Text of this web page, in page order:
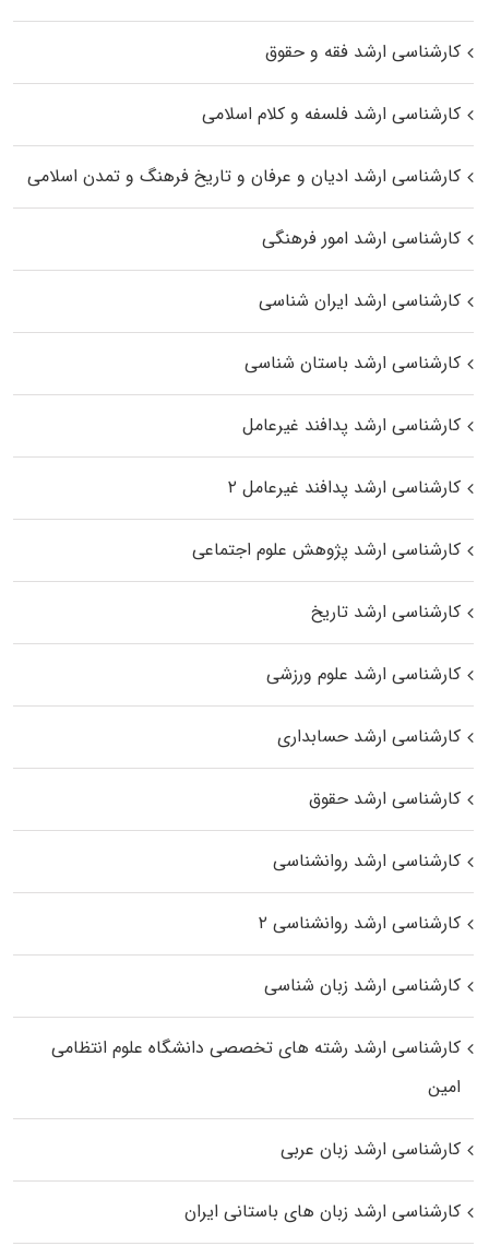
کارشناسی ارشد فقه و حقوق
کارشناسی ارشد فلسفه و کلام اسلامی
کارشناسی ارشد ادیان و عرفان و تاریخ فرهنگ و تمدن اسلامی
کارشناسی ارشد امور فرهنگی
کارشناسی ارشد ایران شناسی
کارشناسی ارشد باستان شناسی
کارشناسی ارشد پدافند غیرعامل
کارشناسی ارشد پدافند غیرعامل ۲
کارشناسی ارشد پژوهش علوم اجتماعی
کارشناسی ارشد تاریخ
کارشناسی ارشد علوم ورزشی
کارشناسی ارشد حسابداری
کارشناسی ارشد حقوق
کارشناسی ارشد روانشناسی
کارشناسی ارشد روانشناسی ۲
کارشناسی ارشد زبان شناسی
کارشناسی ارشد رﺷﺘﻪ ﻫﺎی تخصصی داﻧﺸﮕﺎه ﻋﻠﻮم انتظامی
اﻣﻴﻦ
کارشناسی ارشد زبان عربی
کارشناسی ارشد زبان‌ های باستانی ایران